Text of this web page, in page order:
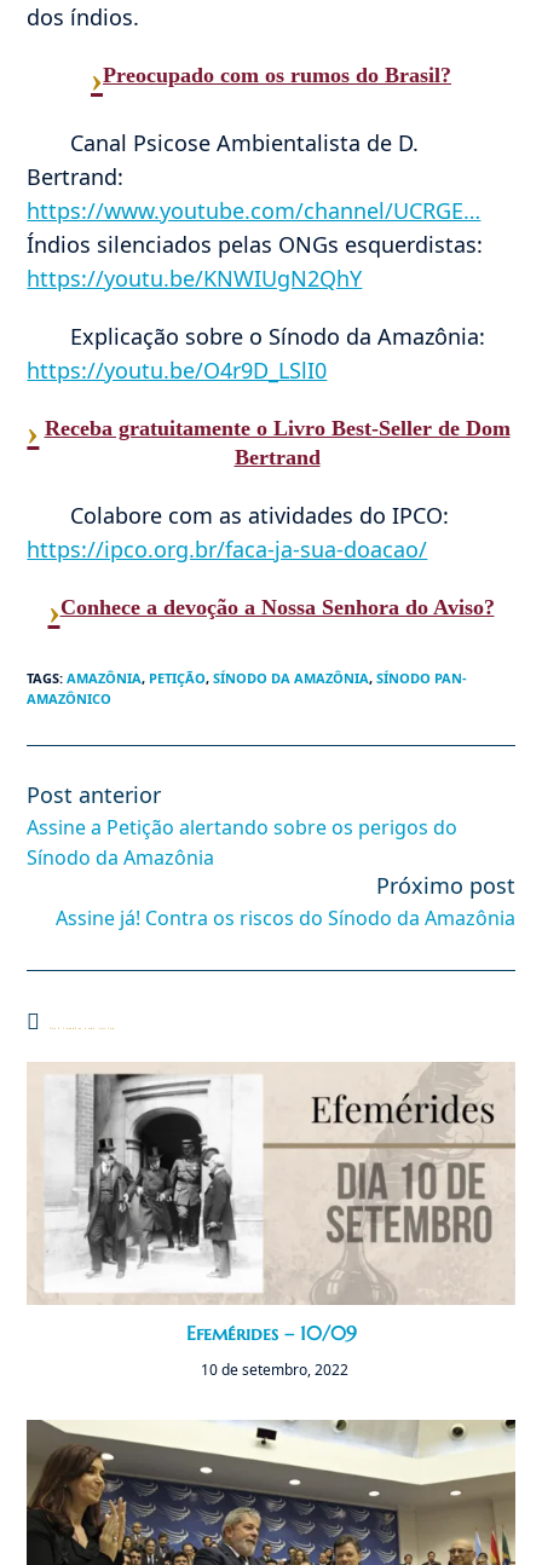
dos índios.
›Preocupado com os rumos do Brasil?
Canal Psicose Ambientalista de D.
Bertrand:
https://www.youtube.com/channel/UCRGE…
Índios silenciados pelas ONGs esquerdistas:
https://youtu.be/KNWIUgN2QhY
Explicação sobre o Sínodo da Amazônia:
https://youtu.be/O4r9D_LSlI0
› Receba gratuitamente o Livro Best-Seller de Dom
Bertrand
Colabore com as atividades do IPCO:
https://ipco.org.br/faca-ja-sua-doacao/
›Conhece a devoção a Nossa Senhora do Aviso?
TAGS:AMAZÔNIA, PETIÇÃO, SÍNODO DA AMAZÔNIA, SÍNODO PAN-
AMAZÔNICO
Leia
mais
artigos
Post anterior
Assine a Petição alertando sobre os perigos do
Sínodo da Amazônia
Próximo post
Assine já! Contra os riscos do Sínodo da Amazônia
Você também pode gostar
Efemérides – 10/09
10 de setembro, 2022